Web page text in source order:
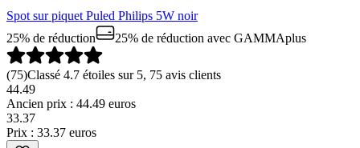
Spot sur piquet Puled Philips 5W noir
25% de réduction
25% de réduction avec GAMMAplus
(75)Classé 4.7 étoiles sur 5, 75 avis clients
44.49
Ancien prix : 44.49 euros
33.37
Prix : 33.37 euros